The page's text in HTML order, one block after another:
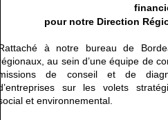
pour notre Direction
à notre bureau de
au sein d’une équipe de
de conseil et de
sur les volets
et environnemental.